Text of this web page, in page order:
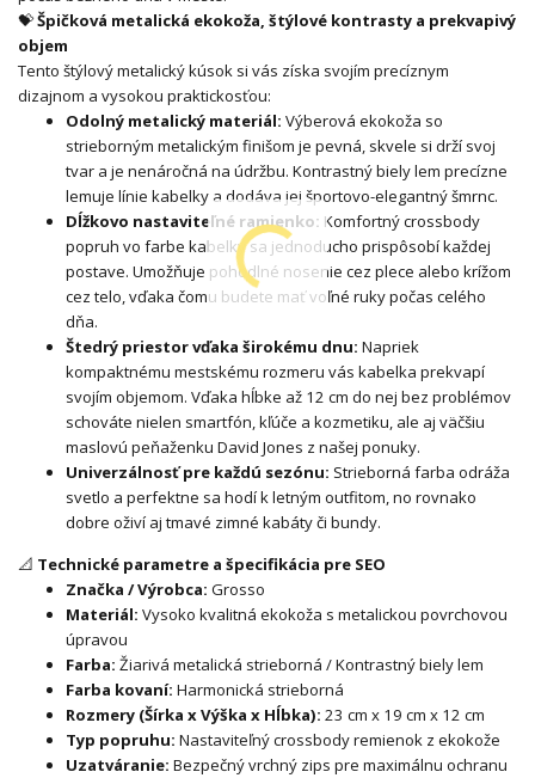
💝Špičková metalická ekokoža, štýlové kontrasty a prekvapivý
objem
Tento štýlový metalický kúsok si vás získa svojím precíznym
dizajnom a vysokou praktickosťou:
Odolný metalický materiál: Výberová ekokoža so
strieborným metalickým finišom je pevná, skvele si drží svoj
tvar a je nenáročná na údržbu. Kontrastný biely lem precízne
lemuje línie kabelky a dodáva jej športovo-elegantný šmrnc.
Dĺžkovo nastaviteľné ramienko: Komfortný crossbody
popruh vo farbe kabelky sa jednoducho prispôsobí každej
postave. Umožňuje pohodlné nosenie cez plece alebo krížom
cez telo, vďaka čomu budete mať voľné ruky počas celého
dňa.
Štedrý priestor vďaka širokému dnu: Napriek
kompaktnému mestskému rozmeru vás kabelka prekvapí
svojím objemom. Vďaka hĺbke až 12 cm do nej bez problémov
schováte nielen smartfón, kľúče a kozmetiku, ale aj väčšiu
maslovú peňaženku David Jones z našej ponuky.
Univerzálnosť pre každú sezónu: Strieborná farba odráža
svetlo a perfektne sa hodí k letným outfitom, no rovnako
dobre oživí aj tmavé zimné kabáty či bundy.
📐 Technické parametre a špecifikácia pre SEO
Značka / Výrobca: Grosso
Materiál: Vysoko kvalitná ekokoža s metalickou povrchovou
úpravou
Farba: Žiarivá metalická strieborná / Kontrastný biely lem
Farba kovaní: Harmonická strieborná
Rozmery (Šírka x Výška x Hĺbka): 23 cm x 19 cm x 12 cm
Typ popruhu: Nastaviteľný crossbody remienok z ekokože
Uzatváranie: Bezpečný vrchný zips pre maximálnu ochranu